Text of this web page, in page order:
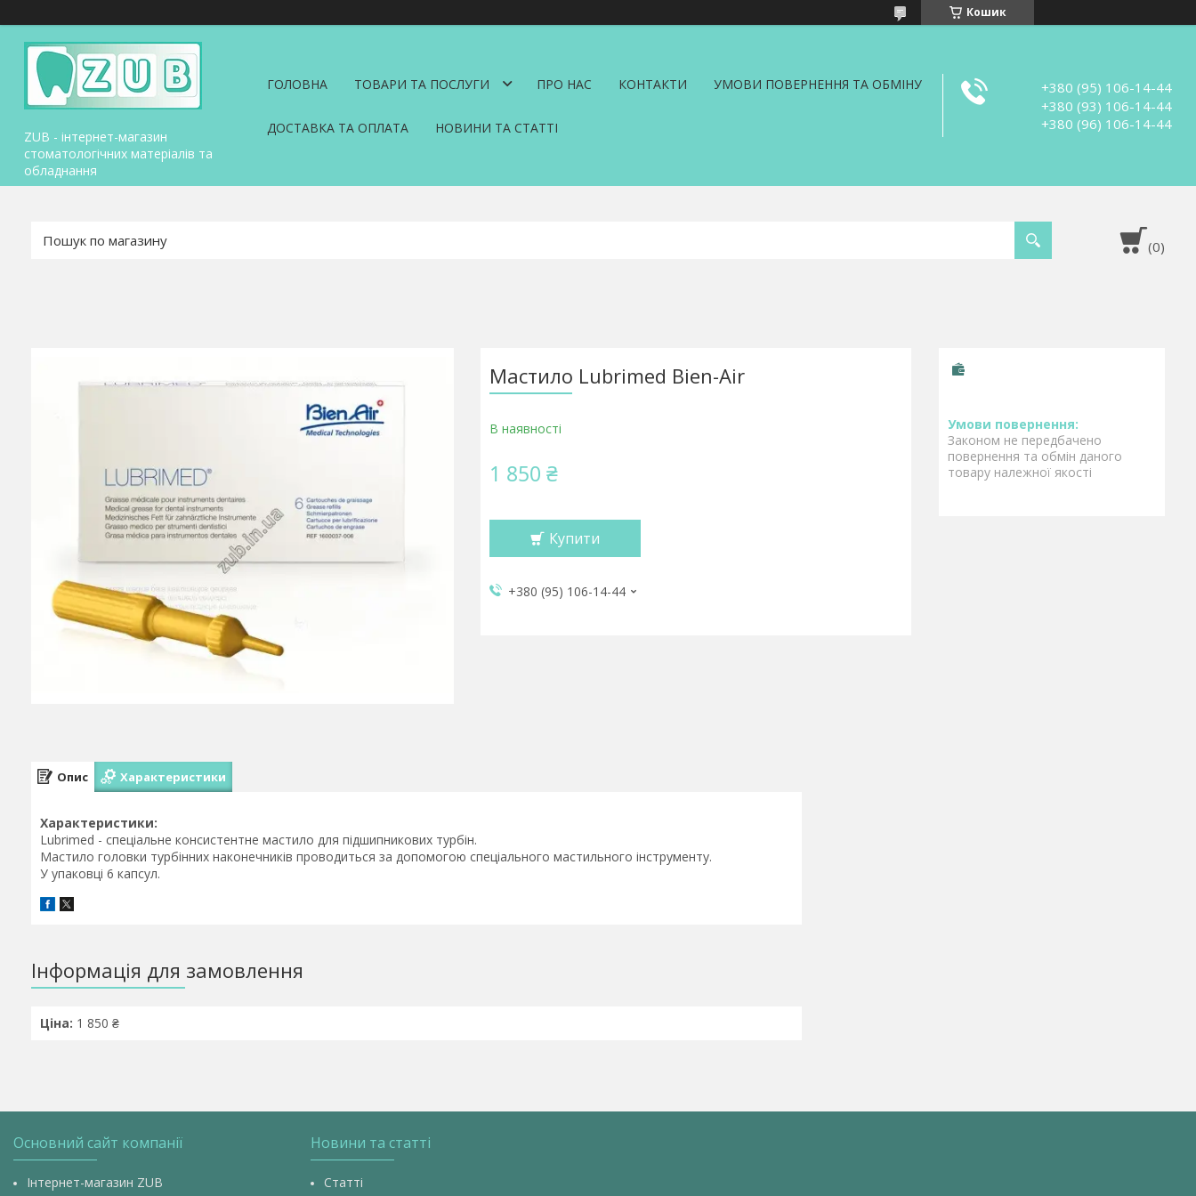
Кошик
ZUB - інтернет-магазин
стоматологічних матеріалів та
обладнання
ГОЛОВНА ТОВАРИ ТА ПОСЛУГИ ПРО НАС КОНТАКТИ УМОВИ ПОВЕРНЕННЯ ТА ОБМІНУ
ДОСТАВКА ТА ОПЛАТА НОВИНИ ТА СТАТТІ
+380 (95) 106-14-44
+380 (93) 106-14-44
+380 (96) 106-14-44
Мастило Lubrimed Bien-Air
В наявності
1 850 ₴
Купити
+380 (95) 106-14-44
Законом не передбачено
повернення та обмін даного
товару належної якості
Опис Характеристики
Характеристики:
Lubrimed - спеціальне консистентне мастило для підшипникових турбін.
Мастило головки турбінних наконечників проводиться за допомогою спеціального мастильного інструменту.
У упаковці 6 капсул.
Інформація для замовлення
Ціна: 1 850 ₴
Основний сайт компанії
Інтернет-магазин ZUB
Новини та статті
Статті